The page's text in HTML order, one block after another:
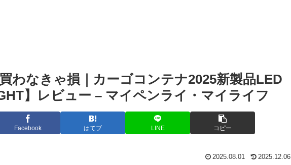
わなきゃ損｜カーゴコンテナ2025新製品LED
】レビュー – マイペンライ・マイライフ
Facebook はてブ LINE コピー
2025.08.01 2025.12.06